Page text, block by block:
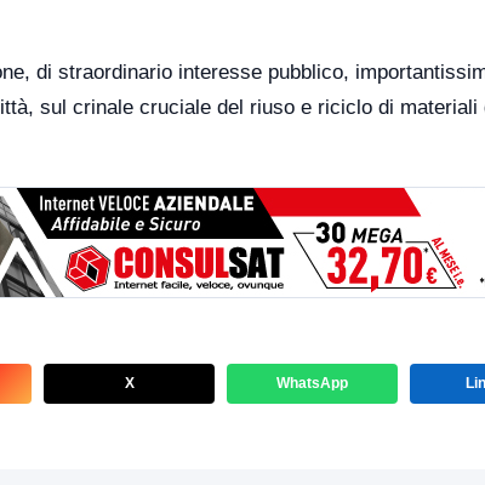
di straordinario interesse pubblico,
sul crinale cruciale del riuso e riciclo di
X WhatsApp